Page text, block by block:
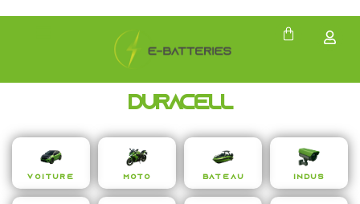
DURACELL
Voiture Moto Bateau Indus